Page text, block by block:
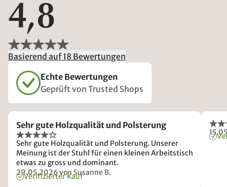
4,8
Basierend auf 18 Bewertungen
Echte Bewertungen
Geprüft von Trusted Shops
Sehr gute Holzqualität und Polsterung
Sehr gute Holzqualität und Polsterung. Unserer
Meinung ist der Stuhl für einen kleinen Arbeitstisch
etwas zu gross und dominant.
29.05.2026von Susanne B.
Verifizierter Kauf